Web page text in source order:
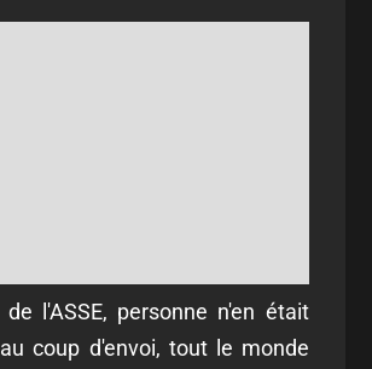
l'ASSE, personne n'en était
coup d'envoi, tout le monde